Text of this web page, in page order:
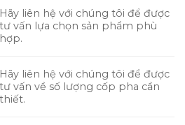
Hãy liên hệ với chúng tôi để được
tư vấn lựa chọn sản phẩm phù
hợp.
Hãy liên hệ với chúng tôi để được
tư vấn về số lượng cốp pha cần
thiết.